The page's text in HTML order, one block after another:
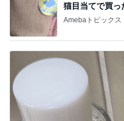
猫目当てで買っ
Amebaトピックス